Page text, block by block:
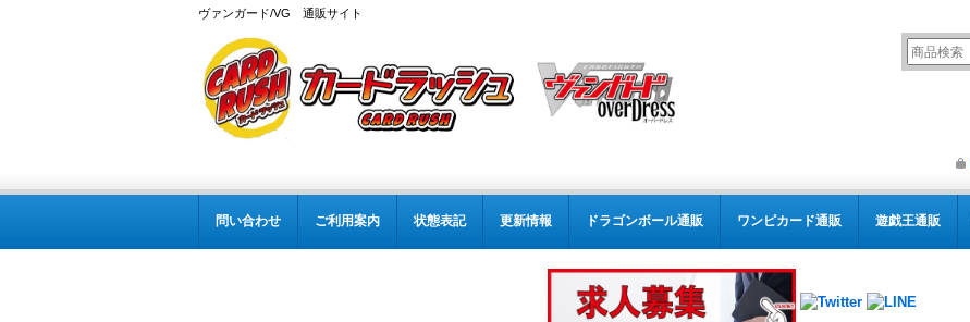
ヴァンガード/VG 通販サイト
問い合わせ ご利用案内 状態表記 更新情報 ドラゴンボール通販 ワンピカード通販 遊戯王通販